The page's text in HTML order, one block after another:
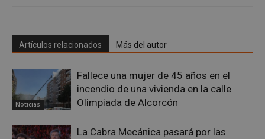
Artículos relacionados Más del autor
Noticias
Fallece una mujer de 45 años en el
incendio de una vivienda en la calle
Olimpiada de Alcorcón
La Cabra Mecánica pasará por las
sp_landing
Spotify Inc.
.spotify.com
minutos